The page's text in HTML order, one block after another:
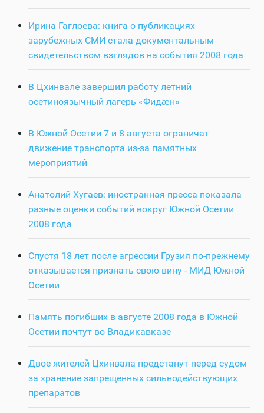
Ирина Гаглоева: книга о публикациях
зарубежных СМИ стала документальным
свидетельством взглядов на события 2008 года
В Цхинвале завершил работу летний
осетиноязычный лагерь «Фидӕн»
В Южной Осетии 7 и 8 августа ограничат
движение транспорта из-за памятных
мероприятий
Анатолий Хугаев: иностранная пресса показала
разные оценки событий вокруг Южной Осетии
2008 года
Спустя 18 лет после агрессии Грузия по-прежнему
отказывается признать свою вину - МИД Южной
Осетии
Память погибших в августе 2008 года в Южной
Осетии почтут во Владикавказе
Двое жителей Цхинвала предстанут перед судом
за хранение запрещенных сильнодействующих
препаратов